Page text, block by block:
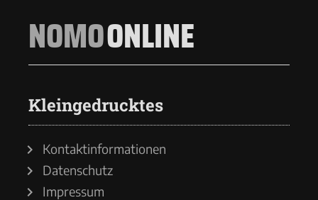
NOMOONLINE
Kleingedrucktes
Kontaktinformationen
Datenschutz
Impressum